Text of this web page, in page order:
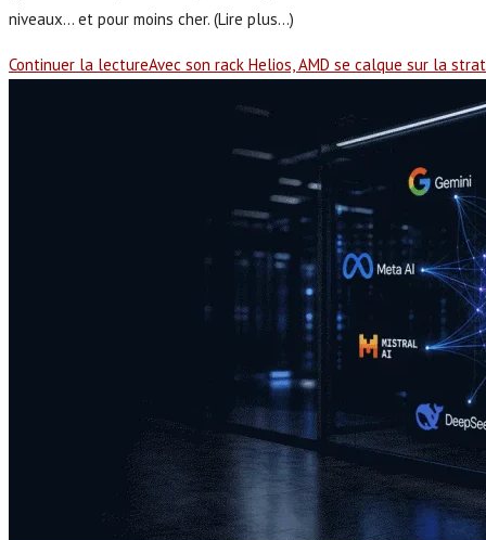
niveaux... et pour moins cher. (Lire plus...)
Continuer la lectureAvec son rack Helios, AMD se calque sur la